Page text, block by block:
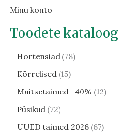
Minu konto
Toodete kataloog
Hortensiad 78
Kõrrelised 15
Maitsetaimed -40% 12
Püsikud 72
UUED taimed 2026 67